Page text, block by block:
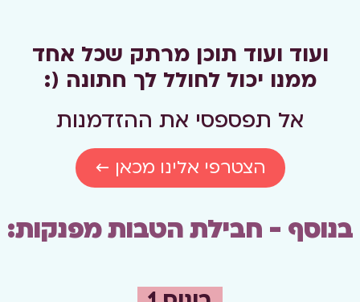
ועוד ועוד תוכן מרתק שכל אחד
ממנו יכול לחולל לך חתונה (:
אל תפספסי את ההזדמנות
הצטרפי אלינו מכאן ←
בנוסף - חבילת הטבות מפנקות: